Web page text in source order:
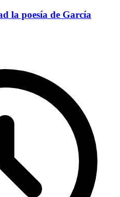
la poesía de García